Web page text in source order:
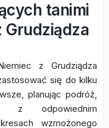
tanimi
Grudziądza
z Grudziądza
się do kilku
planując podróż,
z odpowiednim
wzmożonego